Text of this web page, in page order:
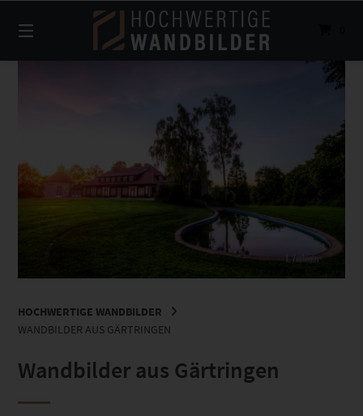
zum
Inhalt
HOCHWERTIGE WANDBILDER
WANDBILDER AUS GÄRTRINGEN
Wandbilder aus Gärtringen